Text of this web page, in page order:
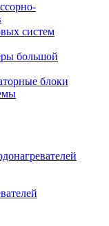
систем
большой
блоки